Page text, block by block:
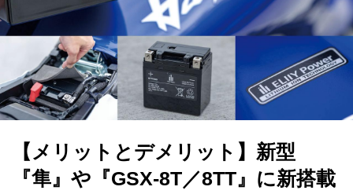
【メリットとデメリット】新型
『隼』や『GSX-8T／8TT』に新搭載